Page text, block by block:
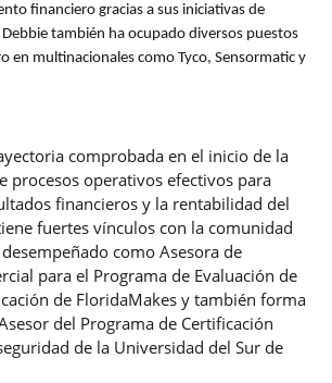
financiero gracias a sus iniciativas de
también ha ocupado diversos puestos
en multinacionales como Tyco, Sensormatic y
comprobada en el inicio de la
procesos operativos efectivos para
financieros y la rentabilidad del
fuertes vínculos con la comunidad
como Asesora de
para el Programa de Evaluación de
de FloridaMakes y también forma
del Programa de Certificación
de la Universidad del Sur de